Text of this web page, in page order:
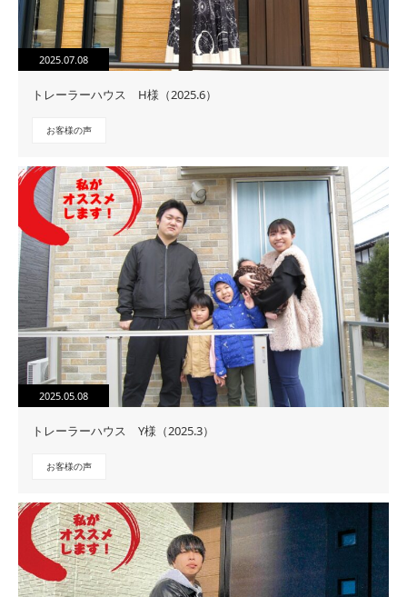
2025.07.08
トレーラーハウス H様（2025.6）
お客様の声
2025.05.08
トレーラーハウス Y様（2025.3）
お客様の声